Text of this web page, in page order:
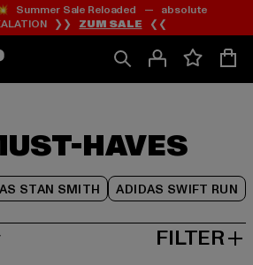
Zum
Inhalt
springen
Zum
Fußzeile
springen
Summer Sale Reloaded — absolute
❯❯ ZUM SALE ❮❮
HAVES
STAN SMITH ADIDAS SWIFT RUN
Zum
Produktraster
springen
FILTER